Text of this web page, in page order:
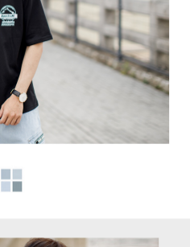
繳費，但若您需要取消訂單，請聯絡
之訂單仍視為有效，需透過AFTEE先享
付 」之結帳頁面顯示為準，若有關於
等相關疑問，請聯繫「AFTEE先享後付
support/home
之「AFTEE先享後付」服務完成之交
資料，並將交易相關給付款項請求債
下網址：
理人或監護人之同意方可使用
依據個別帳號之用戶狀況，依本公司即
)免運費
)免運費
)免運費